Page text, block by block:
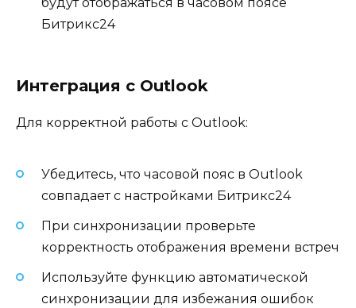
Битрикс24
Интеграция с Outlook
Для корректной работы с Outlook:
Убедитесь, что часовой пояс в Outlook
совпадает с настройками Битрикс24
При синхронизации проверьте
корректность отображения времени встреч
Используйте функцию автоматической
синхронизации для избежания ошибок